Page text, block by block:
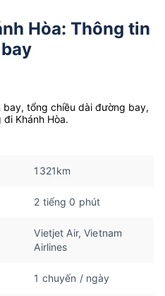
Hòa: Thông tin
tổng chiều dài đường bay,
Khánh Hòa.
1321km
2 tiếng 0 phút
Vietjet Air, Vietnam
Airlines
1 chuyến / ngày